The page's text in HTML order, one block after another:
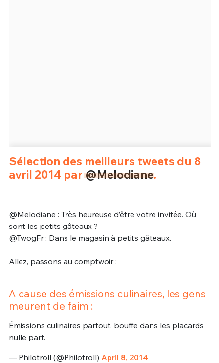
Sélection des meilleurs tweets du 8
avril 2014 par@Melodiane.
@Melodiane : Très heureuse d’être votre invitée. Où
sont les petits gâteaux ?
@TwogFr : Dans le magasin à petits gâteaux.
Allez, passons au comptwoir :
A cause des émissions culinaires, les gens
meurent de faim :
Émissions culinaires partout, bouffe dans les placards
nulle part.
— Philotroll (@Philotroll) April 8, 2014